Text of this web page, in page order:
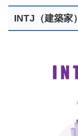
INTJ（建築家）